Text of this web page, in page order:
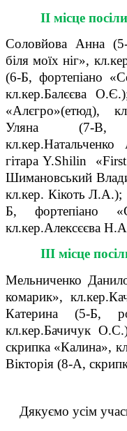
ІІ місце
Соловйова Анна
біля моїх ніг»,
(6-Б, фортепіано
кл.кер.Балєєва
«Алєгро»(етюд),
Уляна (7-В,
гітара Y.Shіlin
Шимановський
кл.кер. Кікоть
Б, фортепіано
кл.кер.Алексєєва
ІІІ місце
Мельниченко
комарик»,
Катерина (5-Б,
скрипка
Вікторія (8-А,
Дякуємо усім